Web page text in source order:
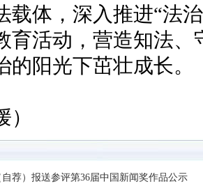
载体，深入推进“法
育活动，营造知法
的阳光下茁壮成长。
荐）报送参评第36届中国新闻奖作品公示